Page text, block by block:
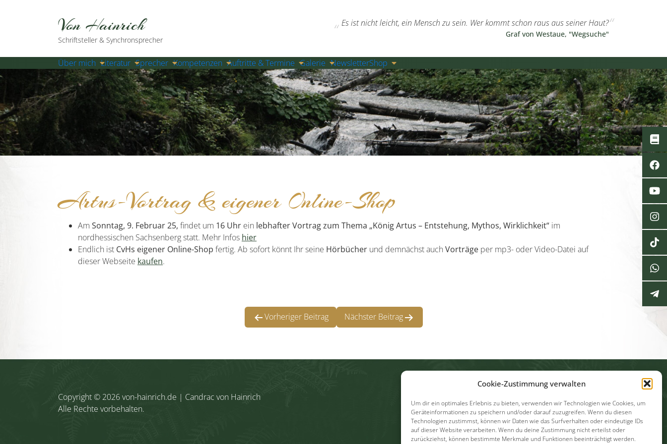
Cookie-Zustimmung verwalten
Um dir ein optimales Erlebnis zu bieten, verwenden wir Technologien wie Cookies, um
Geräteinformationen zu speichern und/oder darauf zuzugreifen. Wenn du diesen
Technologien zustimmst, können wir Daten wie das Surfverhalten oder eindeutige IDs
auf dieser Website verarbeiten. Wenn du deine Zustimmung nicht erteilst oder
zurückziehst, können bestimmte Merkmale und Funktionen beeinträchtigt werden.
Von Hainrich
Schriftsteller & Synchronsprecher
Es ist nicht leicht, ein Mensch zu sein. Wer kommt schon raus aus seiner Haut?
Graf von Westaue, "Wegsuche"
Über mich Literatur Sprecher Kompetenzen Auftritte & Termine Galerie NewsletterShop
Artus-Vortrag & eigener Online-Shop
Am Sonntag, 9. Februar 25, findet um 16 Uhr ein lebhafter Vortrag zum Thema „König Artus – Entstehung, Mythos, Wirklichkeit“ im
nordhessischen Sachsenberg statt. Mehr Infos hier
Endlich ist CvHs eigener Online-Shop fertig. Ab sofort könnt Ihr seine Hörbücher und demnächst auch Vorträge per mp3- oder Video-Datei auf
dieser Webseite kaufen.
Vorheriger Beitrag Nächster Beitrag
Copyright © 2026von-hainrich.de | Candrac von Hainrich
Alle Rechte vorbehalten.